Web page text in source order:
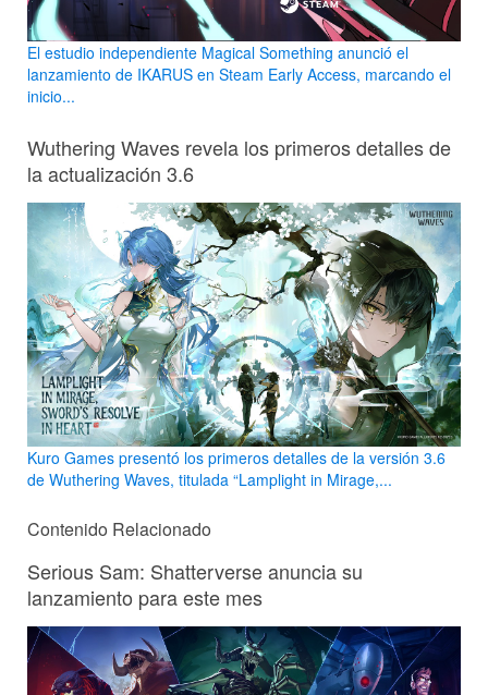
El estudio independiente Magical Something anunció el
lanzamiento de IKARUS en Steam Early Access, marcando el
inicio...
Wuthering Waves revela los primeros detalles de
la actualización 3.6
Kuro Games presentó los primeros detalles de la versión 3.6
de Wuthering Waves, titulada “Lamplight in Mirage,...
Contenido Relacionado
Serious Sam: Shatterverse anuncia su
lanzamiento para este mes